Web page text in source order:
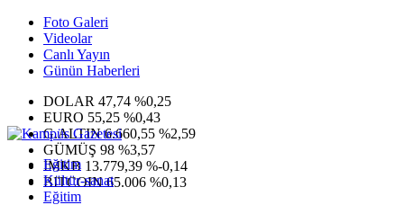
Foto Galeri
Videolar
Canlı Yayın
Günün Haberleri
DOLAR 47,74 %0,25
EURO 55,25 %0,43
G.ALTIN6.660,55 %2,59
GÜMÜŞ 98 %3,57
IMKB 13.779,39 %-0,14
BITCOIN65.006 %0,13
Eğitim
Kültür-sanat
Eğitim